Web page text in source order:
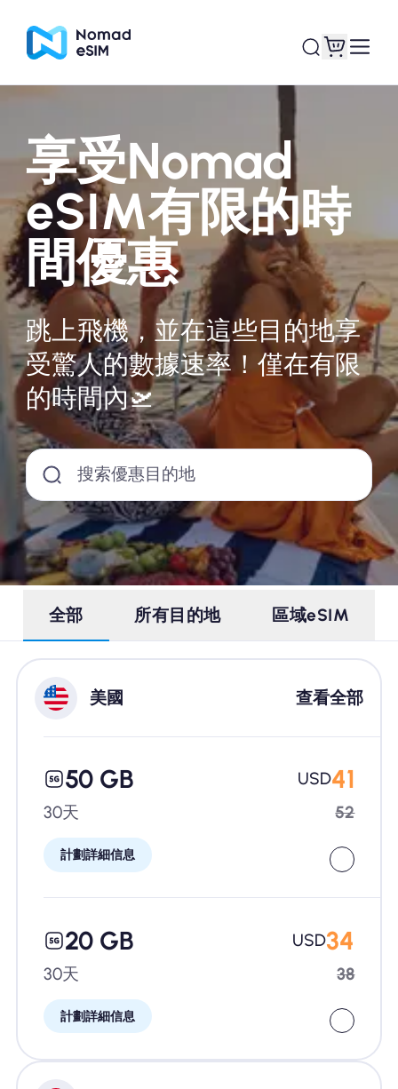
登錄 /註冊 我的 eSIM
購買計劃
關於eSIM
為什麼選擇Nomad eSIM
使用 eSIM
企業用戶
享受Nomad
eSIM有限的時
間優惠
跳上飛機，並在這些目的地享
受驚人的數據速率！僅在有限
的時間內🛫
搜索優惠目的地
全部 所有目的地 區域eSIM
美國 查看全部
50 GB
30天
計劃詳細信息
USD41
52
20 GB
30天
計劃詳細信息
USD34
38